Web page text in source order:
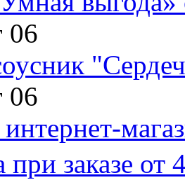
06
06
при заказе от